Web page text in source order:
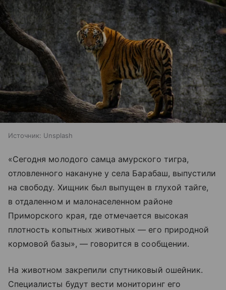
Источник: Unsplash
«Сегодня молодого самца амурского тигра,
отловленного накануне у села Барабаш, выпустили
на свободу. Хищник был выпущен в глухой тайге,
в отдаленном и малонаселенном районе
Приморского края, где отмечается высокая
плотность копытных животных — его природной
кормовой базы», — говорится в сообщении.
На животном закрепили спутниковый ошейник.
Специалисты будут вести мониторинг его